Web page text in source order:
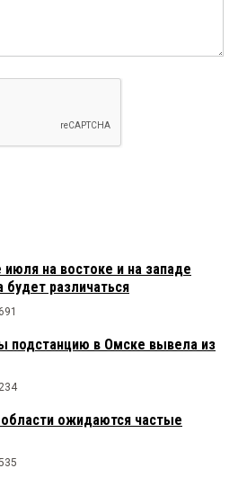
на востоке и на западе
различаться
подстанцию в Омске вывела из
ожидаются частые